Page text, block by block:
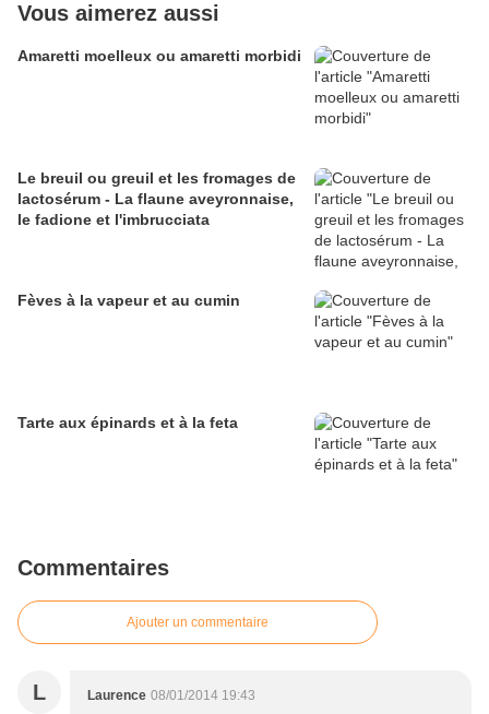
Vous aimerez aussi
Amaretti moelleux ou amaretti morbidi
Le breuil ou greuil et les fromages de
lactosérum - La flaune aveyronnaise,
le fadione et l'imbrucciata
Fèves à la vapeur et au cumin
Tarte aux épinards et à la feta
Commentaires
Ajouter un commentaire
L Laurence 08/01/2014 19:43